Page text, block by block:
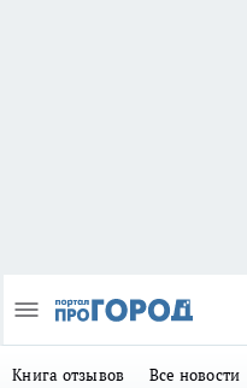
Книга отзывов Все новости